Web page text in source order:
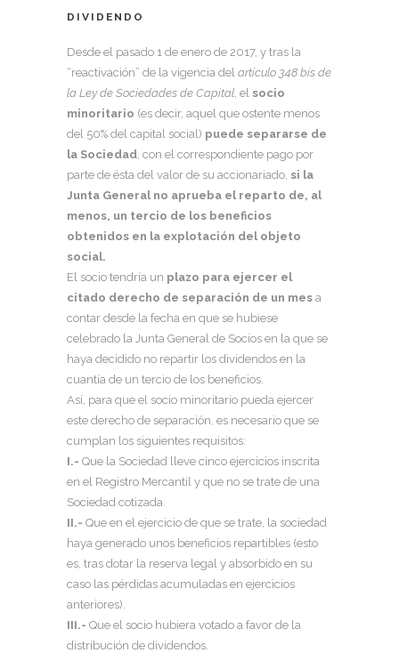
DIVIDENDO
Desde el pasado 1 de enero de 2017, y tras la
“reactivación” de la vigencia del artículo 348 bis de
la Ley de Sociedades de Capital, el socio
minoritario (es decir, aquel que ostente menos
del 50% del capital social) puede separarse de
la Sociedad, con el correspondiente pago por
parte de ésta del valor de su accionariado, si la
Junta General no aprueba el reparto de, al
menos, un tercio de los beneficios
obtenidos en la explotación del objeto
social.
El socio tendría un plazo para ejercer el
citado derecho de separación de un mes a
contar desde la fecha en que se hubiese
celebrado la Junta General de Socios en la que se
haya decidido no repartir los dividendos en la
cuantía de un tercio de los beneficios.
Así, para que el socio minoritario pueda ejercer
este derecho de separación, es necesario que se
cumplan los siguientes requisitos:
I.- Que la Sociedad lleve cinco ejercicios inscrita
en el Registro Mercantil y que no se trate de una
Sociedad cotizada.
II.- Que en el ejercicio de que se trate, la sociedad
haya generado unos beneficios repartibles (esto
es, tras dotar la reserva legal y absorbido en su
caso las pérdidas acumuladas en ejercicios
anteriores).
III.- Que el socio hubiera votado a favor de la
distribución de dividendos.